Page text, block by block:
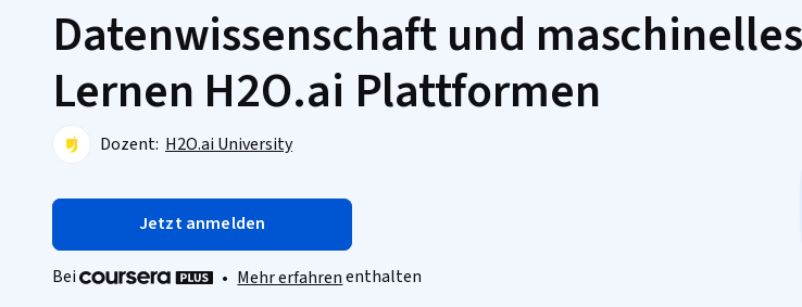
Datenwissenschaft und maschinelles
Lernen H2O.ai Plattformen
Dozent: H2O.ai University
Jetzt anmelden
Bei • Mehr erfahrenenthalten